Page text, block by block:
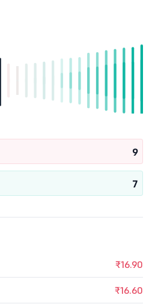
9
7
₹16.90
₹16.60